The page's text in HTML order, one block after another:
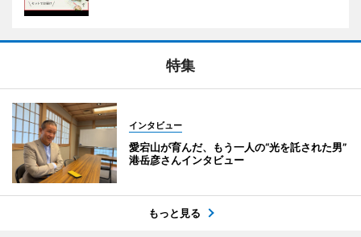
特集
インタビュー
愛宕山が育んだ、もう一人の“光を託された男”
港岳彦さんインタビュー
もっと見る